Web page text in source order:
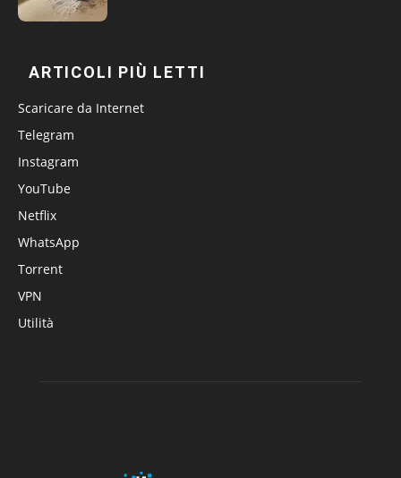
ARTICOLI PIÙ LETTI
Scaricare da Internet
Telegram
Instagram
YouTube
Netflix
WhatsApp
Torrent
VPN
Utilità